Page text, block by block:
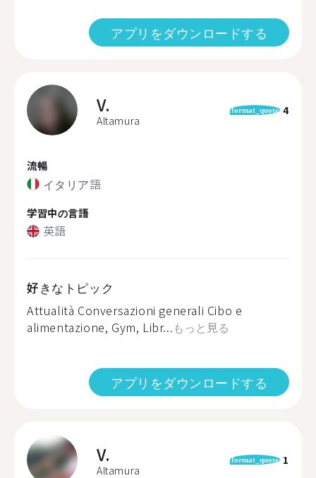
アプリをダウンロードする
V.
Altamura
format_quote 4
流暢
イタリア語
学習中の言語
英語
好きなトピック
Attualità Conversazioni generali Cibo e
alimentazione, Gym, Libr...もっと見る
アプリをダウンロードする
V.
Altamura
format_quote 1